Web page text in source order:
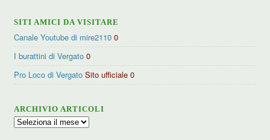
SITI AMICI DA VISITARE
Canale Youtube di mire2110 0
I burattini di Vergato 0
Pro Loco di Vergato Sito ufficiale 0
ARCHIVIO ARTICOLI
Archivio